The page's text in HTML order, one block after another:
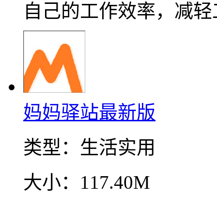
自己的工作效率，减
妈妈驿站最新版
类型： 生活实用
大小： 117.40M